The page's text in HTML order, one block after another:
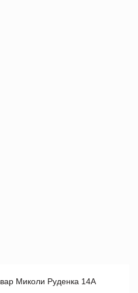
Миколи Руденка 14А